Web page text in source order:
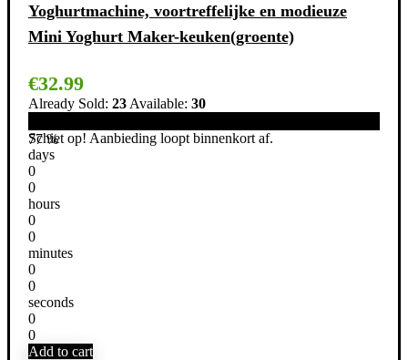
Yoghurtmachine, voortreffelijke en modieuze
Mini Yoghurt Maker-keuken(groente)
€32.99
Already Sold: 23 Available: 30
77 %
Schiet op! Aanbieding loopt binnenkort af.
days
0
0
hours
0
0
minutes
0
0
seconds
0
0
Add to cart